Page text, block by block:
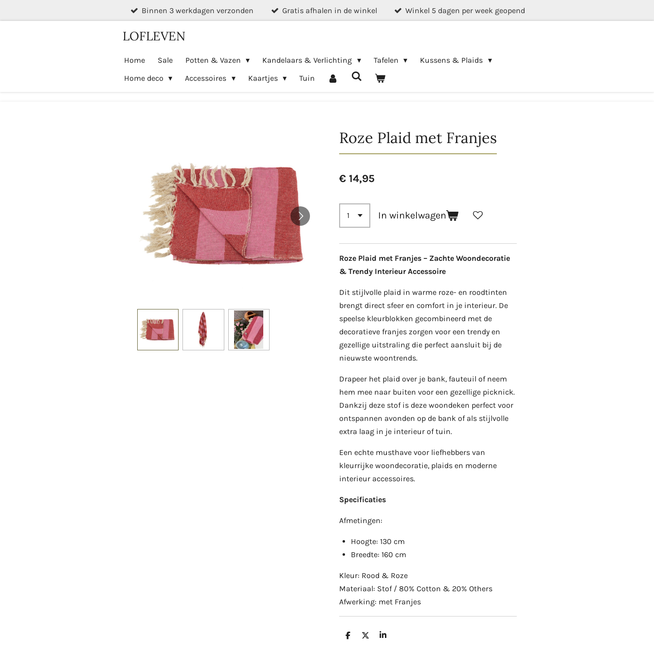
Binnen 3 werkdagen verzonden Gratis afhalen in de winkel Winkel 5 dagen per week geopend
LOFLEVEN
Home Sale Potten & Vazen Kandelaars & Verlichting Tafelen
Kussens & Plaids
Home deco
Accessoires Kaartjes Tuin
Roze Plaid met Franjes
€ 14,95
In winkelwagen
Roze Plaid met Franjes – Zachte Woondecoratie
& Trendy Interieur Accessoire
Dit stijlvolle plaid in warme roze- en roodtinten
brengt direct sfeer en comfort in je interieur. De
speelse kleurblokken gecombineerd met de
decoratieve franjes zorgen voor een trendy en
gezellige uitstraling die perfect aansluit bij de
nieuwste woontrends.
Drapeer het plaid over je bank, fauteuil of neem
hem mee naar buiten voor een gezellige picknick.
Dankzij deze stof is deze woondeken perfect voor
ontspannen avonden op de bank of als stijlvolle
extra laag in je interieur of tuin.
Een echte musthave voor liefhebbers van
kleurrijke woondecoratie, plaids en moderne
interieur accessoires.
Specificaties
Afmetingen:
Hoogte: 130 cm
Breedte: 160 cm
Kleur: Rood & Roze
Materiaal: Stof / 80% Cotton & 20% Others
Afwerking: met Franjes
D
D
S